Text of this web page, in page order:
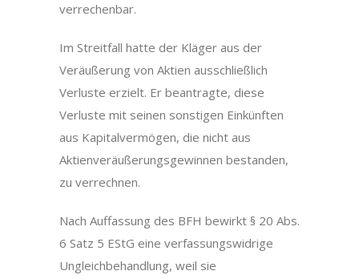
verrechenbar.
Im Streitfall hatte der Kläger aus der
Veräußerung von Aktien ausschließlich
Verluste erzielt. Er beantragte, diese
Verluste mit seinen sonstigen Einkünften
aus Kapitalvermögen, die nicht aus
Aktienveräußerungsgewinnen bestanden,
zu verrechnen.
Nach Auffassung des BFH bewirkt § 20 Abs.
6 Satz 5 EStG eine verfassungswidrige
Ungleichbehandlung, weil sie